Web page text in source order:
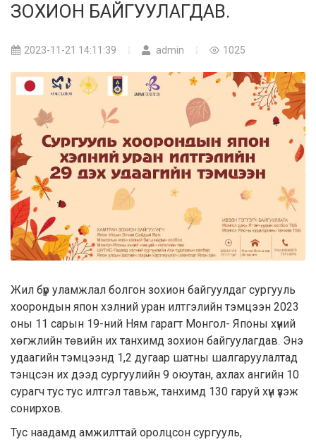
ЗОХИОН БАЙГУУЛАГДАВ.
2023-11-21 14:11:39 admin 1025
Жил бүр уламжлал болгон зохион байгуулдаг сургууль
хоорондын япон хэлний уран илтгэлийн тэмцээн 2023
оны 11 сарын 19-ний Ням гарагт Монгол- Японы хүний
хөгжлийн төвийн их танхимд зохион байгуулагдав. Энэ
удаагийн тэмцээнд 1,2 дугаар шатны шалгаруулалтад
тэнцсэн их дээд сургуулийн 9 оюутан, ахлах ангийн 10
сурагч тус тус илтгэл тавьж, танхимд 130 гаруй хүн үзэж
сонирхов.
Тус наадамд амжилттай оролцсон сургууль,